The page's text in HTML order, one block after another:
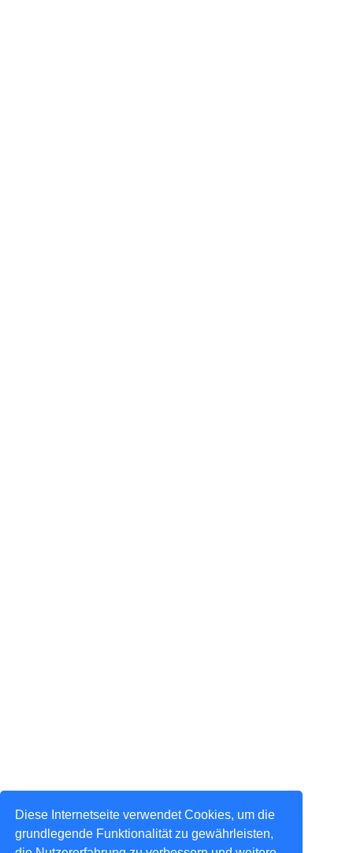
Diese Internetseite verwendet Cookies, um die
grundlegende Funktionalität zu gewährleisten,